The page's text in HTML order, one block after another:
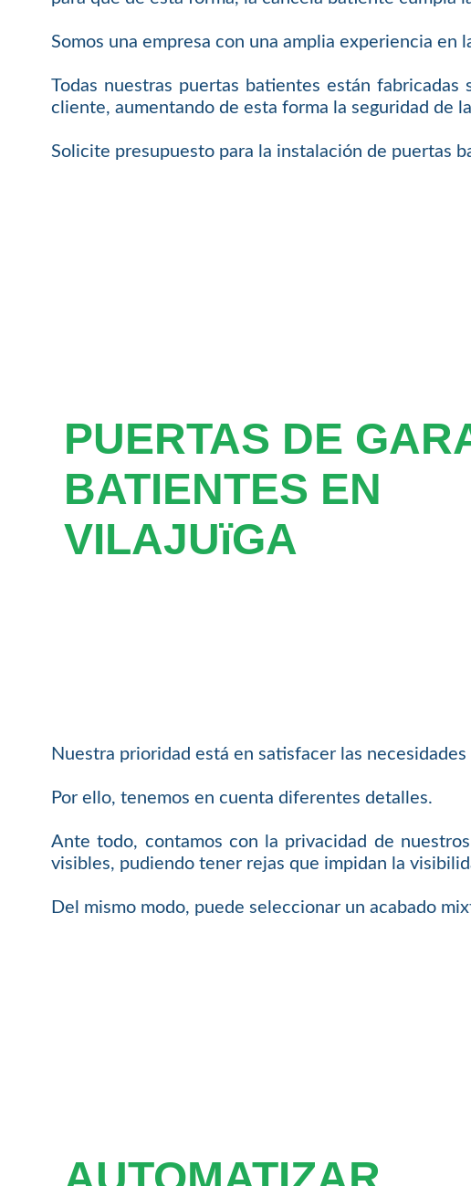
Somos una empresa con una amplia experiencia en
Todas nuestras puertas batientes están
cliente, aumentando de esta forma la seguridad de
Solicite presupuesto para la instalación de puertas
PUERTAS DE
BATIENTES EN
VILAJUïGA
Nuestra prioridad está en satisfacer las
Por ello, tenemos en cuenta diferentes detalles.
Ante todo, contamos con la privacidad de
visibles, pudiendo tener rejas que impidan la
Del mismo modo, puede seleccionar un acabado